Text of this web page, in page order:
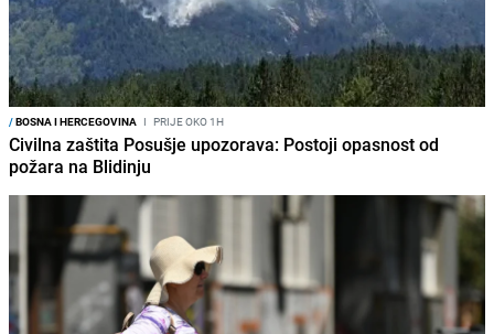
/BOSNA I HERCEGOVINA I PRIJE OKO 1H
Civilna zaštita Posušje upozorava: Postoji opasnost od
požara na Blidinju